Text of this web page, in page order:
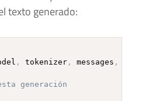
texto generado:
, tokenizer, messages ,
generación